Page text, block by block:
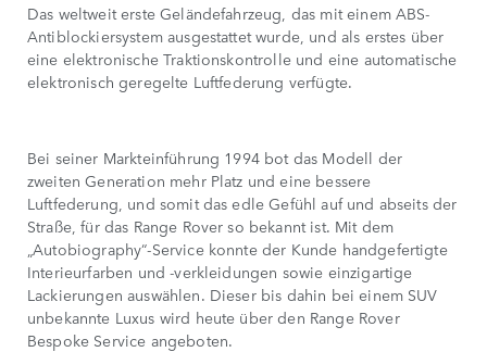
Das weltweit erste Geländefahrzeug, das mit einem ABS-
Antiblockiersystem ausgestattet wurde, und als erstes über
eine elektronische Traktionskontrolle und eine automatische
elektronisch geregelte Luftfederung verfügte.
Bei seiner Markteinführung 1994 bot das Modell der
zweiten Generation mehr Platz und eine bessere
Luftfederung, und somit das edle Gefühl auf und abseits der
Straße, für das Range Rover so bekannt ist. Mit dem
„Autobiography“-Service konnte der Kunde handgefertigte
Interieurfarben und -verkleidungen sowie einzigartige
Lackierungen auswählen. Dieser bis dahin bei einem SUV
unbekannte Luxus wird heute über den Range Rover
Bespoke Service angeboten.